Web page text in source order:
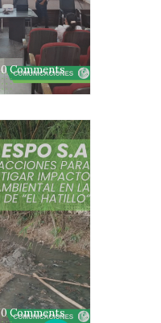
0 Comments
0 Comments